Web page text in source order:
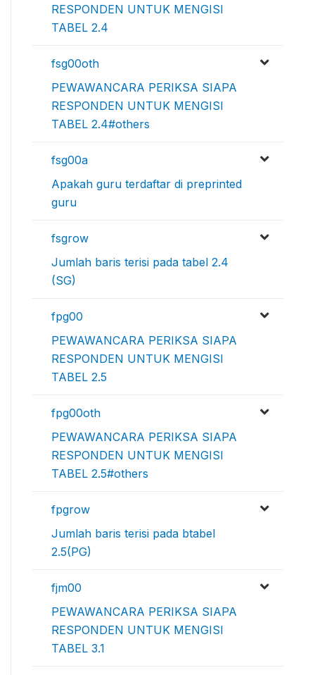
RESPONDEN UNTUK MENGISI
TABEL 2.4
fsg00oth
PEWAWANCARA PERIKSA SIAPA
RESPONDEN UNTUK MENGISI
TABEL 2.4#others
fsg00a
Apakah guru terdaftar di preprinted
guru
fsgrow
Jumlah baris terisi pada tabel 2.4
(SG)
fpg00
PEWAWANCARA PERIKSA SIAPA
RESPONDEN UNTUK MENGISI
TABEL 2.5
fpg00oth
PEWAWANCARA PERIKSA SIAPA
RESPONDEN UNTUK MENGISI
TABEL 2.5#others
fpgrow
Jumlah baris terisi pada btabel
2.5(PG)
fjm00
PEWAWANCARA PERIKSA SIAPA
RESPONDEN UNTUK MENGISI
TABEL 3.1